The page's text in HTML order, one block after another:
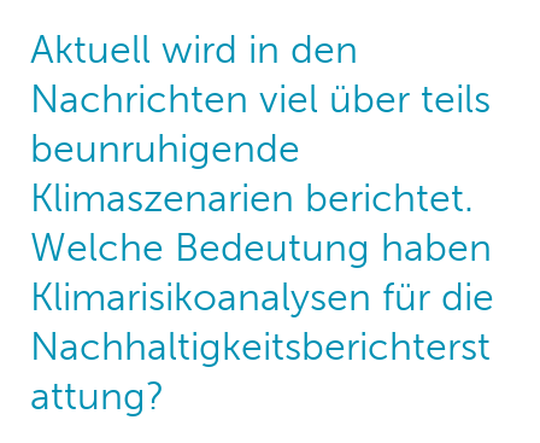
Aktuell wird in den
Nachrichten viel über teils
beunruhigende
Klimaszenarien berichtet.
Welche Bedeutung haben
Klimarisikoanalysen für die
Nachhaltigkeitsberichterst
attung?